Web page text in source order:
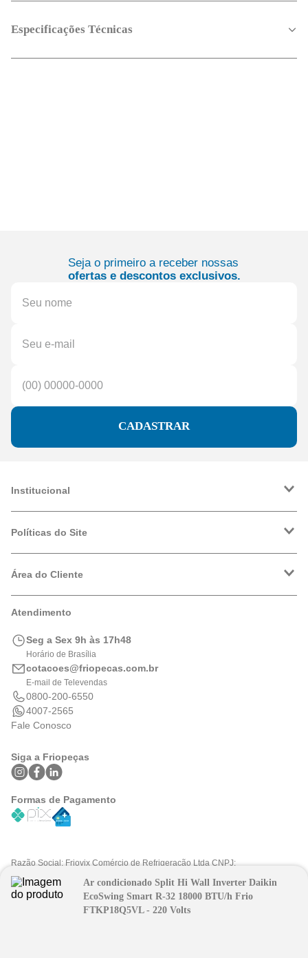
Especificações Técnicas
Ar condicionado Split Hi Wall Inverter Daikin
EcoSwing Smart R-32 18000 BTU/h Frio
FTKP18Q5VL - 220 Volts
Seja o primeiro a receber nossas
ofertas e descontos exclusivos.
CADASTRAR
Institucional
Trabalhe Conosco
Políticas do Site
Política de Privacidade
Logística
Área do Cliente
Meus Pedidos
Portal de Boletos
Atendimento
Seg a Sex 9h às 17h48
Horário de Brasília
cotacoes@friopecas.com.br
E-mail de Televendas
0800-200-6550
4007-2565
Fale Conosco
Siga a Friopeças
Formas de Pagamento
Razão Social: Friovix Comércio de Refrigeração Ltda CNPJ:
09.316.105/0001-29 .Todos os direitos reservados © 2025. Preços e
condições exclusivos para fpatacado.com.br.
FPAtacado é uma marca do Grupo Friopeças.